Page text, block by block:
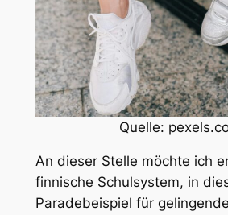
Quelle:
An dieser Stelle möchte ich
finnische Schulsystem, in
Paradebeispiel für